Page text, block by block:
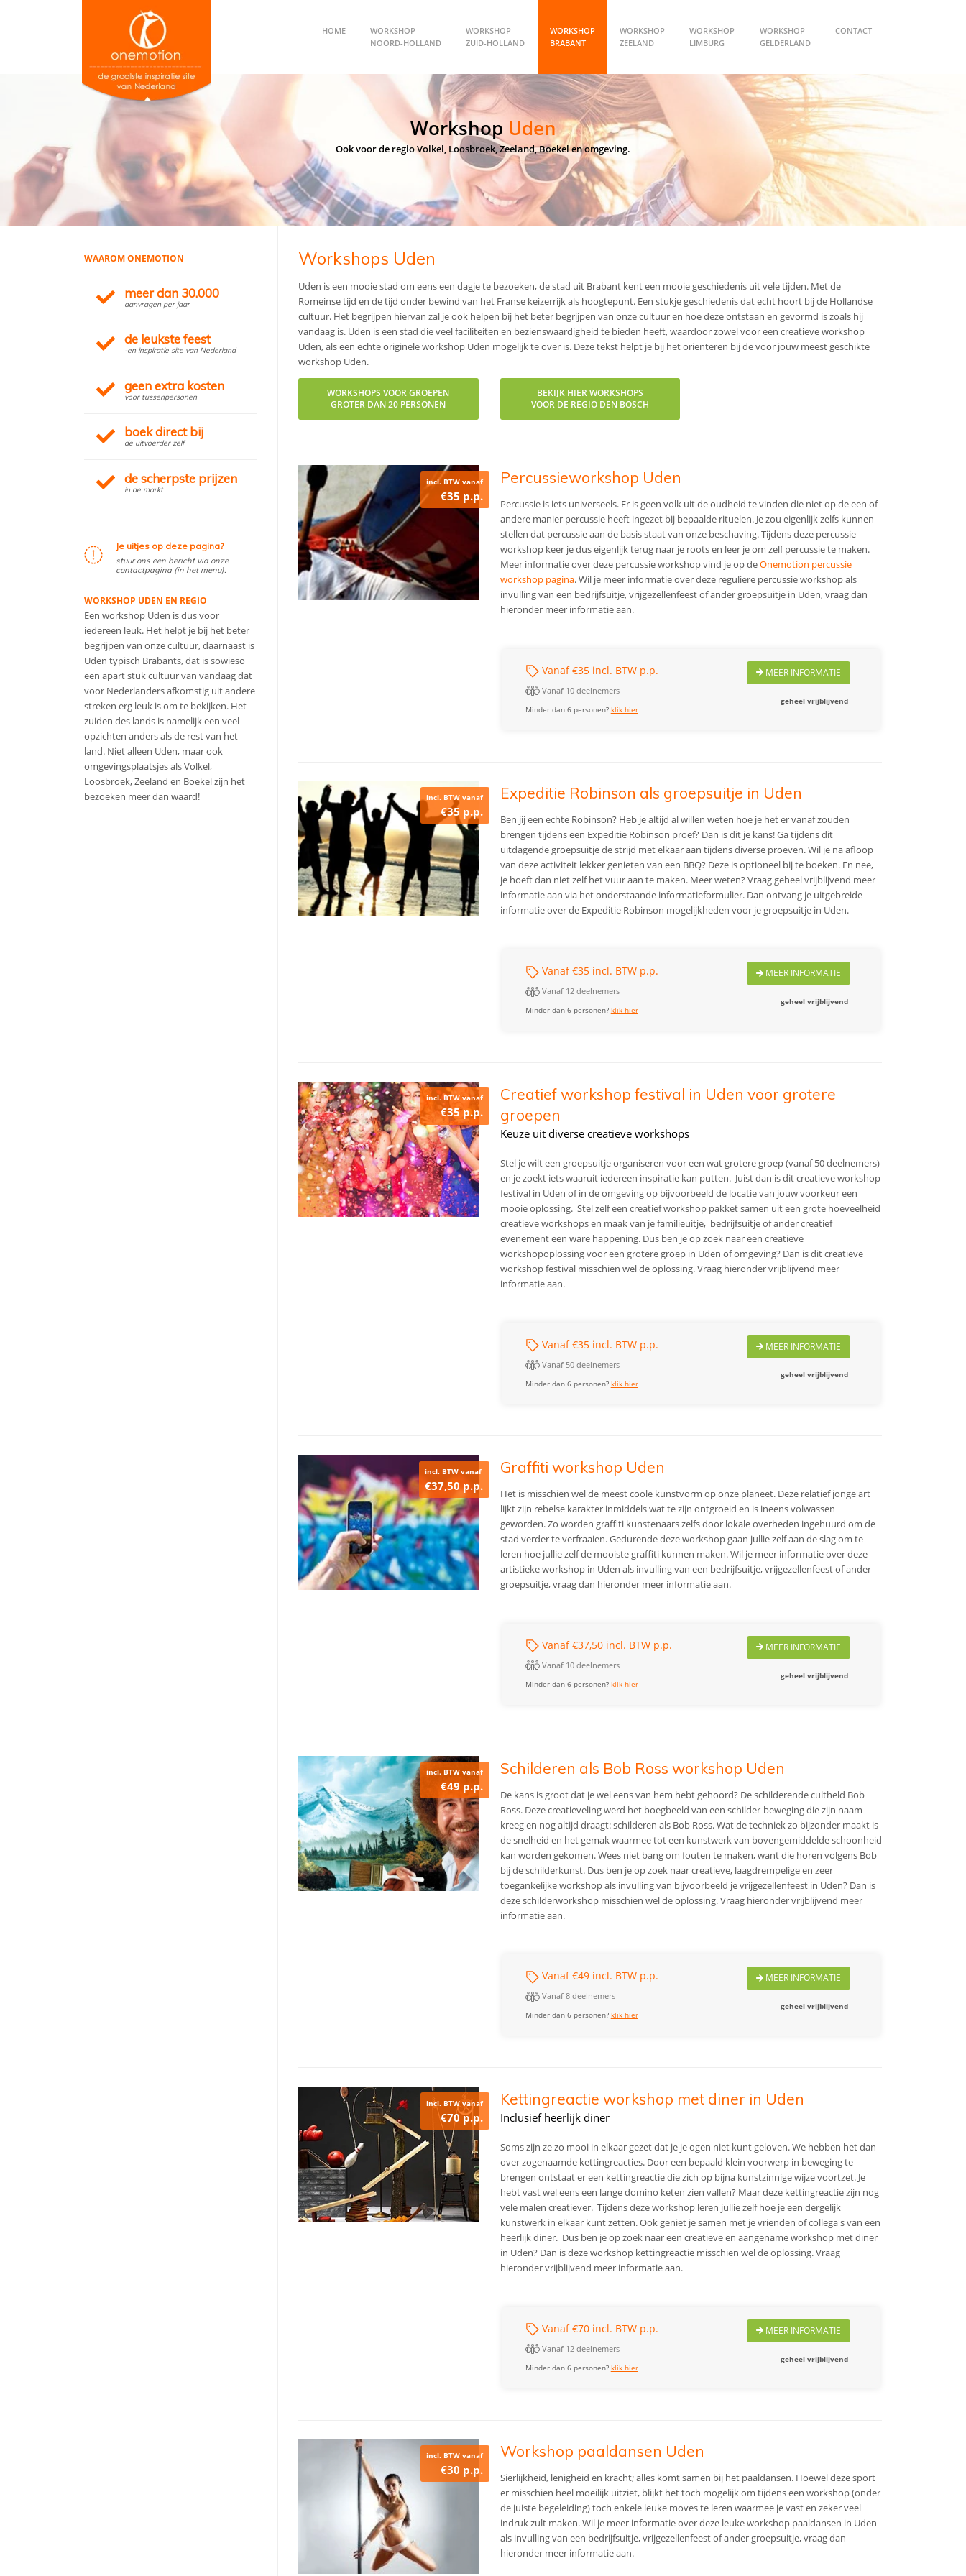
HOME
WORKSHOP
NOORD-HOLLAND
WORKSHOP
ZUID-HOLLAND
WORKSHOP
BRABANT
WORKSHOP
ZEELAND
WORKSHOP
LIMBURG
WORKSHOP
GELDERLAND
CONTACT
Workshop Uden
Ook voor de regio Volkel, Loosbroek, Zeeland, Boekel en omgeving.
Workshops Uden
Uden is een mooie stad om eens een dagje te bezoeken, de stad uit Brabant kent een mooie geschiedenis uit vele tijden. Met de
Romeinse tijd en de tijd onder bewind van het Franse keizerrijk als hoogtepunt. Een stukje geschiedenis dat echt hoort bij de Hollandse
cultuur. Het begrijpen hiervan zal je ook helpen bij het beter begrijpen van onze cultuur en hoe deze ontstaan en gevormd is zoals hij
vandaag is. Uden is een stad die veel faciliteiten en bezienswaardigheid te bieden heeft, waardoor zowel voor een creatieve workshop
Uden, als een echte originele workshop Uden mogelijk te over is. Deze tekst helpt je bij het oriënteren bij de voor jouw meest geschikte
workshop Uden.
WORKSHOPS VOOR GROEPEN
GROTER DAN 20 PERSONEN
BEKIJK HIER WORKSHOPS
VOOR DE REGIO DEN BOSCH
incl. BTW vanaf
€35 p.p.
Percussieworkshop Uden
Percussie is iets universeels. Er is geen volk uit de oudheid te vinden die niet op de een of
andere manier percussie heeft ingezet bij bepaalde rituelen. Je zou eigenlijk zelfs kunnen
stellen dat percussie aan de basis staat van onze beschaving. Tijdens deze percussie
workshop keer je dus eigenlijk terug naar je roots en leer je om zelf percussie te maken.
Meer informatie over deze percussie workshop vind je op deOnemotion percussie
workshop pagina. Wil je meer informatie over deze reguliere percussie workshop als
invulling van een bedrijfsuitje, vrijgezellenfeest of ander groepsuitje in Uden, vraag dan
hieronder meer informatie aan.
Vanaf €35 incl. BTW p.p.
Vanaf 10 deelnemers
Minder dan 6 personen? klik hier
MEER INFORMATIE
geheel vrijblijvend
incl. BTW vanaf
€35 p.p.
Expeditie Robinson als groepsuitje in Uden
Ben jij een echte Robinson? Heb je altijd al willen weten hoe je het er vanaf zouden
brengen tijdens een Expeditie Robinson proef? Dan is dit je kans! Ga tijdens dit
uitdagende groepsuitje de strijd met elkaar aan tijdens diverse proeven. Wil je na afloop
van deze activiteit lekker genieten van een BBQ? Deze is optioneel bij te boeken. En nee,
je hoeft dan niet zelf het vuur aan te maken. Meer weten? Vraag geheel vrijblijvend meer
informatie aan via het onderstaande informatieformulier. Dan ontvang je uitgebreide
informatie over de Expeditie Robinson mogelijkheden voor je groepsuitje in Uden.
Vanaf €35 incl. BTW p.p.
Vanaf 12 deelnemers
Minder dan 6 personen? klik hier
MEER INFORMATIE
geheel vrijblijvend
incl. BTW vanaf
€35 p.p.
Creatief workshop festival in Uden voor grotere
groepen
Keuze uit diverse creatieve workshops
Stel je wilt een groepsuitje organiseren voor een wat grotere groep (vanaf 50 deelnemers)
en je zoekt iets waaruit iedereen inspiratie kan putten. Juist dan is dit creatieve workshop
festival in Uden of in de omgeving op bijvoorbeeld de locatie van jouw voorkeur een
mooie oplossing. Stel zelf een creatief workshop pakket samen uit een grote hoeveelheid
creatieve workshops en maak van je familieuitje, bedrijfsuitje of ander creatief
evenement een ware happening. Dus ben je op zoek naar een creatieve
workshopoplossing voor een grotere groep in Uden of omgeving? Dan is dit creatieve
workshop festival misschien wel de oplossing. Vraag hieronder vrijblijvend meer
informatie aan.
Vanaf €35 incl. BTW p.p.
Vanaf 50 deelnemers
Minder dan 6 personen? klik hier
MEER INFORMATIE
geheel vrijblijvend
incl. BTW vanaf
€37,50 p.p.
Graffiti workshop Uden
Het is misschien wel de meest coole kunstvorm op onze planeet. Deze relatief jonge art
lijkt zijn rebelse karakter inmiddels wat te zijn ontgroeid en is ineens volwassen
geworden. Zo worden graffiti kunstenaars zelfs door lokale overheden ingehuurd om de
stad verder te verfraaien. Gedurende deze workshop gaan jullie zelf aan de slag om te
leren hoe jullie zelf de mooiste graffiti kunnen maken.Wil je meer informatie over deze
artistieke workshop in Uden als invulling van een bedrijfsuitje, vrijgezellenfeest of ander
groepsuitje, vraag dan hieronder meer informatie aan.
Vanaf €37,50 incl. BTW p.p.
Vanaf 10 deelnemers
Minder dan 6 personen? klik hier
MEER INFORMATIE
geheel vrijblijvend
incl. BTW vanaf
€49 p.p.
Schilderen als Bob Ross workshop Uden
De kans is groot dat je wel eens van hem hebt gehoord? De schilderende cultheld Bob
Ross. Deze creatieveling werd het boegbeeld van een schilder-beweging die zijn naam
kreeg en nog altijd draagt: schilderen als Bob Ross. Wat de techniek zo bijzonder maakt is
de snelheid en het gemak waarmee tot een kunstwerk van bovengemiddelde schoonheid
kan worden gekomen. Wees niet bang om fouten te maken, want die horen volgens Bob
bij de schilderkunst. Dus ben je op zoek naar creatieve, laagdrempelige en zeer
toegankelijke workshop als invulling van bijvoorbeeld je vrijgezellenfeest in Uden? Dan is
deze schilderworkshop misschien wel de oplossing. Vraag hieronder vrijblijvend meer
informatie aan.
Vanaf €49 incl. BTW p.p.
Vanaf 8 deelnemers
Minder dan 6 personen? klik hier
MEER INFORMATIE
geheel vrijblijvend
incl. BTW vanaf
€70 p.p.
Kettingreactie workshop met diner in Uden
Inclusief heerlijk diner
Soms zijn ze zo mooi in elkaar gezet dat je je ogen niet kunt geloven. We hebben het dan
over zogenaamde kettingreacties. Door een bepaald klein voorwerp in beweging te
brengen ontstaat er een kettingreactie die zich op bijna kunstzinnige wijze voortzet. Je
hebt vast wel eens een lange domino keten zien vallen? Maar deze kettingreactie zijn nog
vele malen creatiever. Tijdens deze workshop leren jullie zelf hoe je een dergelijk
kunstwerk in elkaar kunt zetten. Ook geniet je samen met je vrienden of collega's van een
heerlijk diner. Dus ben je op zoek naar een creatieve en aangename workshop met diner
in Uden? Dan is deze workshop kettingreactie misschien wel de oplossing. Vraag
hieronder vrijblijvend meer informatie aan.
Vanaf €70 incl. BTW p.p.
Vanaf 12 deelnemers
Minder dan 6 personen? klik hier
MEER INFORMATIE
geheel vrijblijvend
incl. BTW vanaf
€30 p.p.
Workshop paaldansen Uden
Sierlijkheid, lenigheid en kracht; alles komt samen bij het paaldansen. Hoewel deze sport
er misschien heel moeilijk uitziet, blijkt het toch mogelijk om tijdens een workshop (onder
de juiste begeleiding) toch enkele leuke moves te leren waarmee je vast en zeker veel
indruk zult maken. Wil je meer informatie over deze leuke workshop paaldansen in Uden
als invulling van een bedrijfsuitje, vrijgezellenfeest of ander groepsuitje, vraag dan
hieronder meer informatie aan.
WAAROM ONEMOTION
meer dan 30.000
aanvragen per jaar
de leukste feest
-en inspiratie site van Nederland
geen extra kosten
voor tussenpersonen
boek direct bij
de uitvoerder zelf
de scherpste prijzen
in de markt
Je uitjes op deze pagina?
stuur ons een bericht via onze
contactpagina (in het menu).
WORKSHOP UDEN EN REGIO
Een workshop Uden is dus voor
iedereen leuk. Het helpt je bij het beter
begrijpen van onze cultuur, daarnaast is
Uden typisch Brabants, dat is sowieso
een apart stuk cultuur van vandaag dat
voor Nederlanders afkomstig uit andere
streken erg leuk is om te bekijken. Het
zuiden des lands is namelijk een veel
opzichten anders als de rest van het
land. Niet alleen Uden, maar ook
omgevingsplaatsjes als Volkel,
Loosbroek, Zeeland en Boekel zijn het
bezoeken meer dan waard!